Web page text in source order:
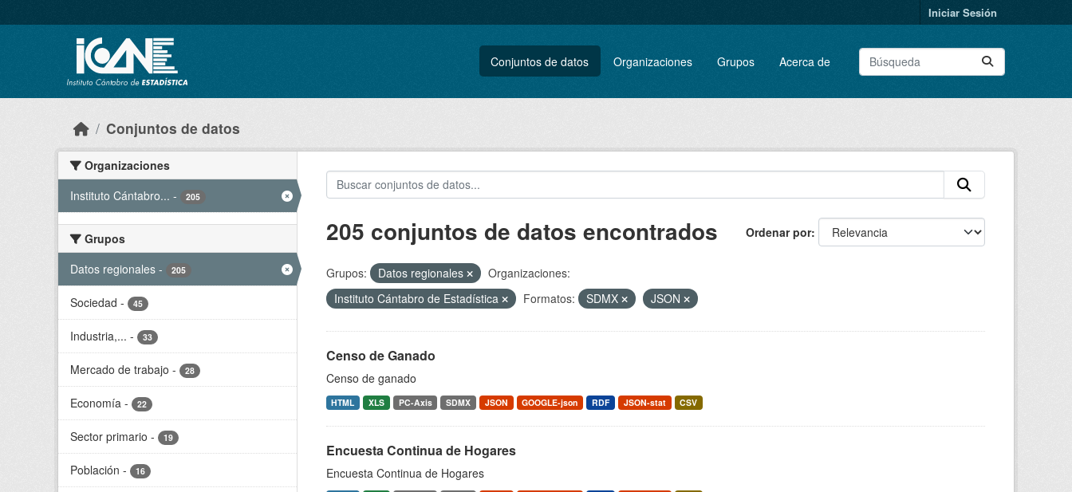
Iniciar Sesión
Conjuntos de datos Organizaciones Grupos Acerca de
Conjuntos de datos
Organizaciones
Instituto Cántabro... - 205
Grupos
Datos regionales - 205
Sociedad - 45
Industria,... - 33
Mercado de trabajo - 28
Economía - 22
Sector primario - 19
Población - 16
Ordenar por
205 conjuntos de datos encontrados
Grupos: Datos regionales
Organizaciones:
Instituto Cántabro de Estadística
Formatos: SDMX JSON
Censo de Ganado
Censo de ganado
HTML XLS PC-Axis SDMX JSON GOOGLE-json RDF JSON-stat CSV
Encuesta Continua de Hogares
Encuesta Continua de Hogares